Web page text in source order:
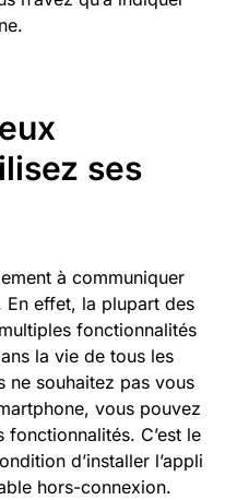
ses
à communiquer
En effet, la plupart des
fonctionnalités
la vie de tous les
ne souhaitez pas vous
vous pouvez
C’est le
d’installer l’appli
hors-connexion.